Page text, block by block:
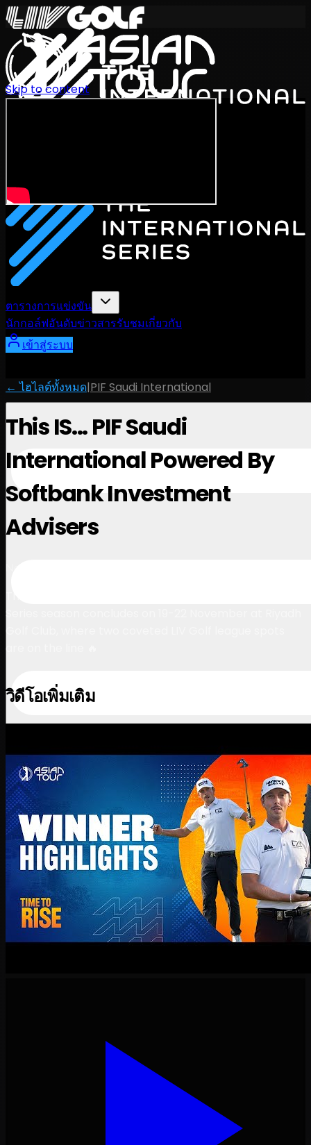
ตารางการแข่งขัน
นักกอล์ฟอันดับข่าวสารรับชมเกี่ยวกับ
เข้าสู่ระบบ
Skip to content
← ไฮไลต์ทั้งหมด|PIF Saudi International
This IS... PIF Saudi
International Powered By
Softbank Investment
Advisers
วิดีโอเพิ่มเติม